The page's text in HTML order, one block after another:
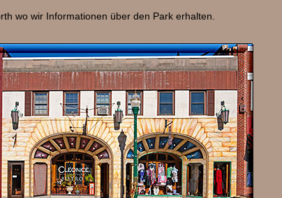
wo wir Informationen über den Park erhalten.